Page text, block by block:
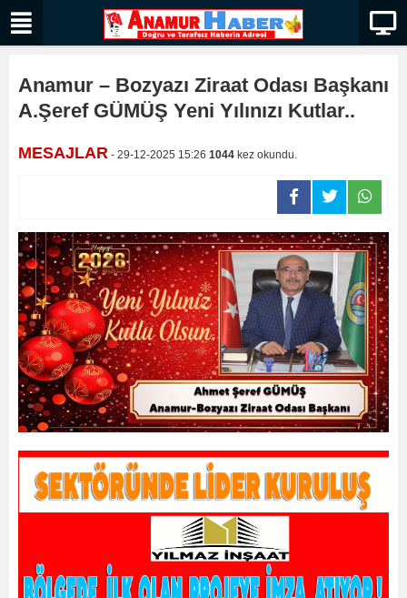
Anamur – Bozyazı Ziraat Odası Başkanı
A.Şeref GÜMÜŞ Yeni Yılınızı Kutlar..
MESAJLAR - 29-12-2025 15:26 1044 kez okundu.